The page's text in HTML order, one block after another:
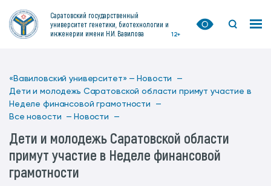
Саратовский государственный
университет генетики, биотехнологии и
инженерии имени Н.И. Вавилова
12+
«Вавиловский университет» — Новости —
Дети и молодежь Саратовской области примут участие в
Неделе финансовой грамотности —
Все новости — Новости —
Дети и молодежь Саратовской области
примут участие в Неделе финансовой
грамотности